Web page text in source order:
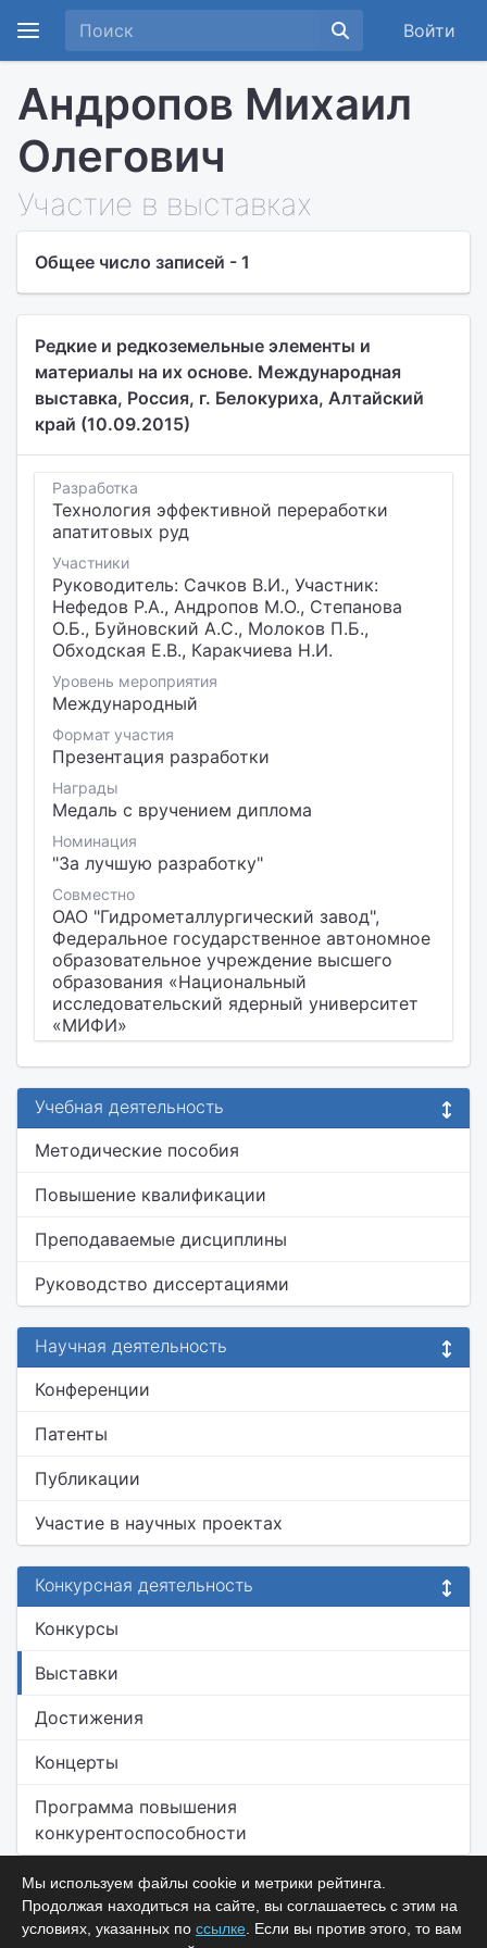
Войти
Андропов Михаил
Олегович
Участие в выставках
Общее число записей - 1
Редкие и редкоземельные элементы и
материалы на их основе. Международная
выставка, Россия, г. Белокуриха, Алтайский
край (10.09.2015)
Разработка
Технология эффективной переработки
апатитовых руд
Участники
Руководитель: Сачков В.И., Участник:
Нефедов Р.А., Андропов М.О., Степанова
О.Б., Буйновский А.С., Молоков П.Б.,
Обходская Е.В., Каракчиева Н.И.
Уровень мероприятия
Международный
Формат участия
Презентация разработки
Награды
Медаль с вручением диплома
Номинация
"За лучшую разработку"
Совместно
ОАО "Гидрометаллургический завод",
Федеральное государственное автономное
образовательное учреждение высшего
образования «Национальный
исследовательский ядерный университет
«МИФИ»
Учебная деятельность
Методические пособия
Повышение квалификации
Преподаваемые дисциплины
Руководство диссертациями
Научная деятельность
Конференции
Патенты
Публикации
Участие в научных проектах
Конкурсная деятельность
Конкурсы
Выставки
Достижения
Концерты
Программа повышения
конкурентоспособности
Мы используем файлы cookie и метрики рейтинга.
Продолжая находиться на сайте, вы соглашаетесь с этим на
условиях, указанных по ссылке . Если вы против этого, то вам